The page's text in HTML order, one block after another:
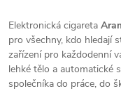
Elektronická cigareta
pro všechny, kdo hledají
zařízení pro každodenní
lehké tělo a automatické
společníka do práce, do